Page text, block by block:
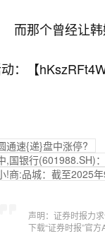
而那个曾经让
：【
通速{递}盘中涨停?
,国银行(601988.SH)
!商:品城：截至2025
声明：证券时报力
下载“证券时报”官